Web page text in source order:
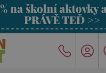
na školní aktovky
PRÁVĚ TEĎ >>